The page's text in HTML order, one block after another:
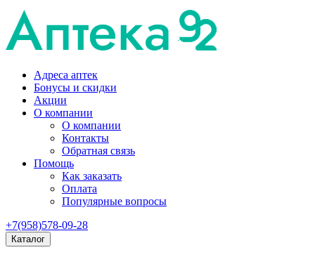
Адреса аптек
Бонусы и скидки
Акции
О компании
О компании
Контакты
Обратная связь
Помощь
Как заказать
Оплата
Популярные вопросы
+7(958)578-09-28
Каталог